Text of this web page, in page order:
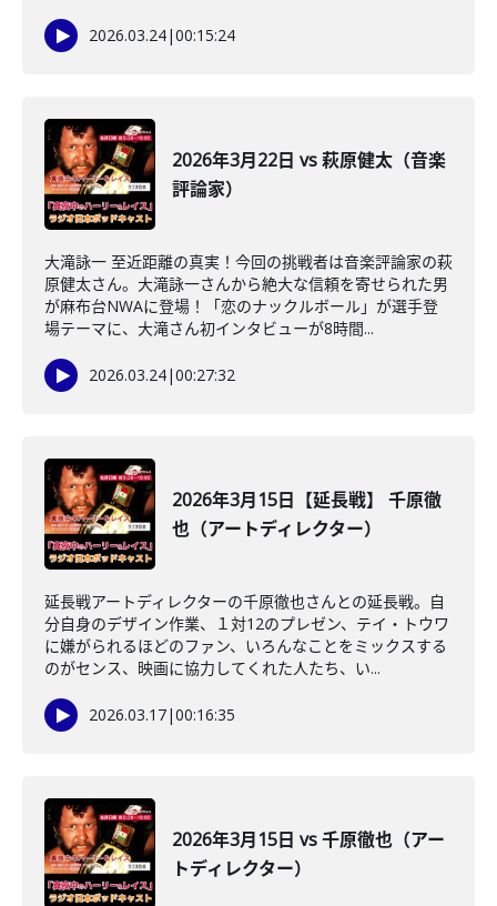
2026.03.24|00:15:24
2026年3月22日 vs 萩原健太（音楽
評論家）
大滝詠一 至近距離の真実！今回の挑戦者は音楽評論家の萩
原健太さん。大滝詠一さんから絶大な信頼を寄せられた男
が麻布台NWAに登場！「恋のナックルボール」が選手登
場テーマに、大滝さん初インタビューが8時間...
2026.03.24|00:27:32
2026年3月15日【延長戦】 千原徹
也（アートディレクター）
延長戦アートディレクターの千原徹也さんとの延長戦。自
分自身のデザイン作業、１対12のプレゼン、テイ・トウワ
に嫌がられるほどのファン、いろんなことをミックスする
のがセンス、映画に協力してくれた人たち、い...
2026.03.17|00:16:35
2026年3月15日 vs 千原徹也（アー
トディレクター）